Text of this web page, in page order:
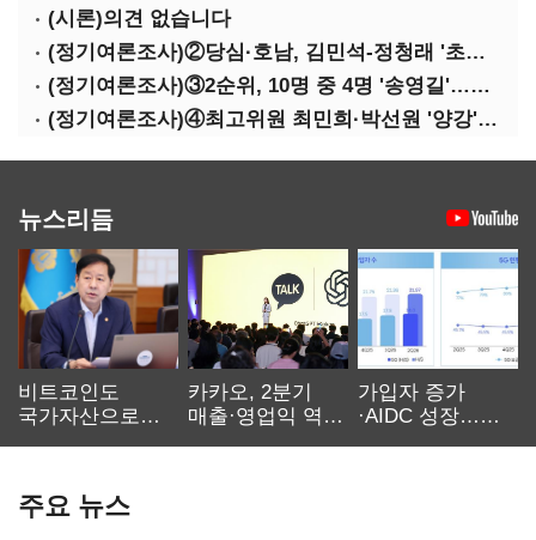
(시론)의견 없습니다
(정기여론조사)②당심·호남, 김민석-정청래 '초접전'
(정기여론조사)③2순위, 10명 중 4명 '송영길'…정청래 '한 자릿수'
(정기여론조사)④최고위원 최민희·박선원 '양강'…서미화·이성윤·임미애 뒤이어
뉴스리듬
비트코인도
국가자산으로…'
카카오, 2분기
매출·영업익 역대
가입자 증가
·AIDC 성장…
주요 뉴스